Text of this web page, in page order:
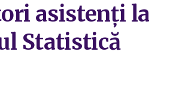
asistenți la
Statistică